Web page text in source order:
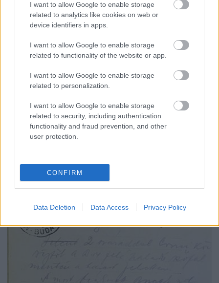
I want to allow Google to enable storage
related to analytics like cookies on web or
device identifiers in apps.
I want to allow Google to enable storage
related to functionality of the website or app.
I want to allow Google to enable storage
related to personalization.
I want to allow Google to enable storage
related to security, including authentication
functionality and fraud prevention, and other
user protection.
CONFIRM
Data Deletion Data Access Privacy Policy
továbbra is kitartott. Annak ellenére – mint az egy
esti 7.50-kor elküldött jelentésből kiderült –, hogy az
erősítés igen, de a töltény továbbra sem érkezett
meg. A parancsnokságnak küldött üzenetből az is
kiderül, hogy a harcolók további erősítést kérnek,
egyrészt a nyomasztó túlerő kompenzálására,
másrészt, hogy egy esetleges ellentámadással még
hátrébb szorítsák az olaszokat. A hivatalos
jelentések ezt nem igazolják, de nagy
valószínűséggel a százados az általa tartott
állásoktól északra a Szirmay Ödön főhadnagy által
indított sikeres ellentámadáshoz akart csatlakozni,
illetve annak eredményét kihasználva támadni.